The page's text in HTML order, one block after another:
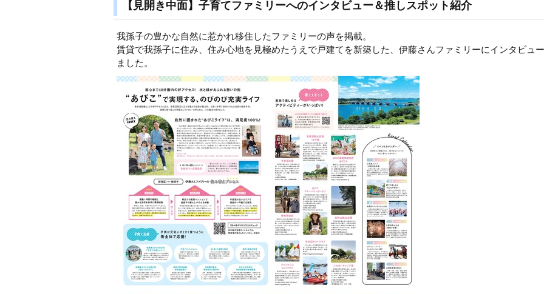
【見開き中面】子育てファミリーへのインタビュー＆推しスポット紹介
我孫子の豊かな自然に惹かれ移住したファミリーの声を掲載。
賃貸で我孫子に住み、住み心地を見極めたうえで戸建てを新築した、伊藤さんファミリーにインタビュ
ました。